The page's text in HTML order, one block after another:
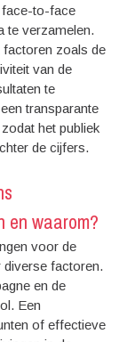
face-to-face
te verzamelen.
factoren zoals de
van de
te
transparante
het publiek
de cijfers.
en waarom?
voor de
diverse factoren.
en de
Een
of effectieve